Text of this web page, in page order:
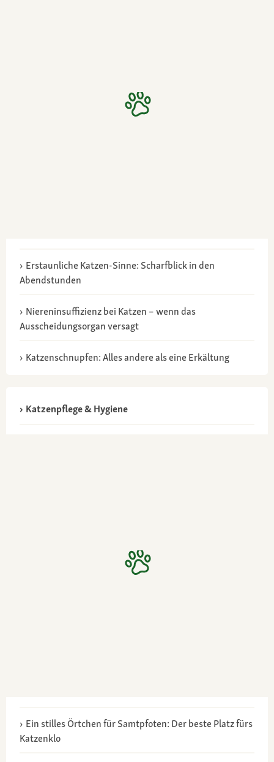
Erstaunliche Katzen-Sinne: Scharfblick in den
Abendstunden
Niereninsuffizienz bei Katzen – wenn das
Ausscheidungsorgan versagt
Katzenschnupfen: Alles andere als eine Erkältung
Katzenpflege & Hygiene
Ein stilles Örtchen für Samtpfoten: Der beste Platz fürs
Katzenklo